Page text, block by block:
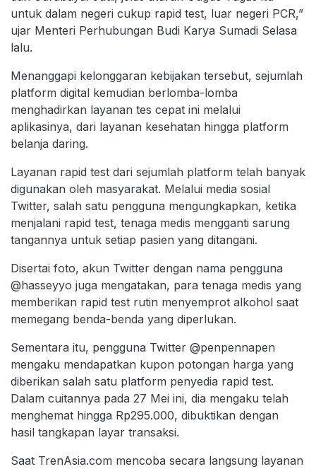
untuk dalam negeri cukup rapid test, luar negeri PCR,”
ujar Menteri Perhubungan Budi Karya Sumadi Selasa
lalu.
Menanggapi kelonggaran kebijakan tersebut, sejumlah
platform digital kemudian berlomba-lomba
menghadirkan layanan tes cepat ini melalui
aplikasinya, dari layanan kesehatan hingga platform
belanja daring.
Layanan rapid test dari sejumlah platform telah banyak
digunakan oleh masyarakat. Melalui media sosial
Twitter, salah satu pengguna mengungkapkan, ketika
menjalani rapid test, tenaga medis mengganti sarung
tangannya untuk setiap pasien yang ditangani.
Disertai foto, akun Twitter dengan nama pengguna
@hasseyyo juga mengatakan, para tenaga medis yang
memberikan rapid test rutin menyemprot alkohol saat
memegang benda-benda yang diperlukan.
Sementara itu, pengguna Twitter @penpennapen
mengaku mendapatkan kupon potongan harga yang
diberikan salah satu platform penyedia rapid test.
Dalam cuitannya pada 27 Mei ini, dia mengaku telah
menghemat hingga Rp295.000, dibuktikan dengan
hasil tangkapan layar transaksi.
Saat TrenAsia.com mencoba secara langsung layanan